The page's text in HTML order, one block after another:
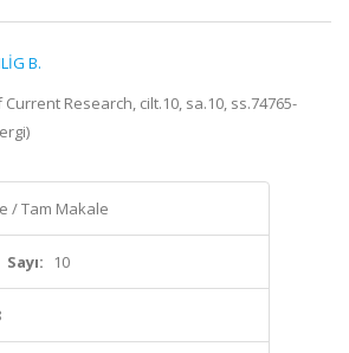
B.
Research, cilt.10, sa.10, ss.74765-
/ Tam Makale
Sayı: 10